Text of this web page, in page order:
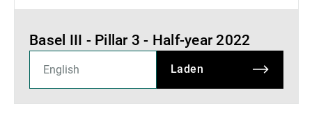
Basel III - Pillar 3 - Half-year 2022
Laden